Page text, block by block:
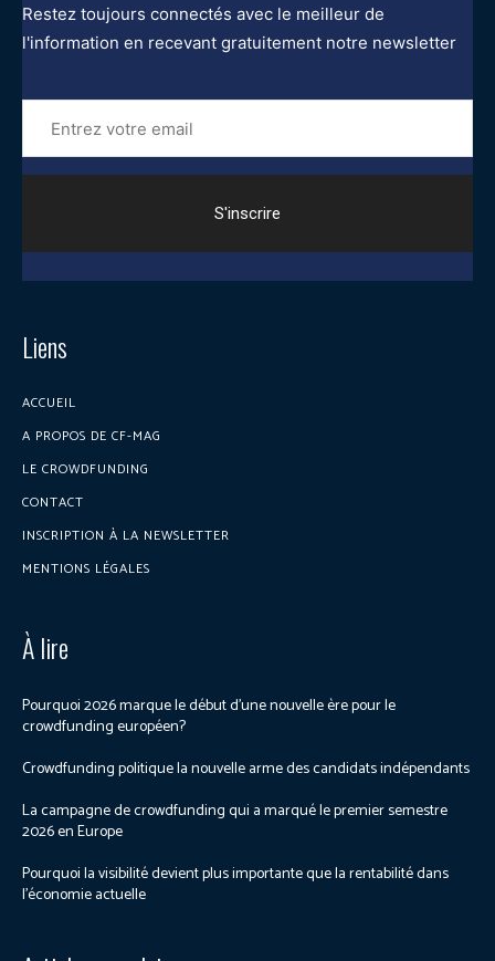
Restez toujours connectés avec le meilleur de
l'information en recevant gratuitement notre newsletter
Entrez
votre
email
Liens
ACCUEIL
A PROPOS DE CF-MAG
LE CROWDFUNDING
CONTACT
INSCRIPTION À LA NEWSLETTER
MENTIONS LÉGALES
À lire
Pourquoi 2026 marque le début d’une nouvelle ère pour le
crowdfunding européen?
Crowdfunding politique la nouvelle arme des candidats indépendants
La campagne de crowdfunding qui a marqué le premier semestre
2026 en Europe
Pourquoi la visibilité devient plus importante que la rentabilité dans
l’économie actuelle